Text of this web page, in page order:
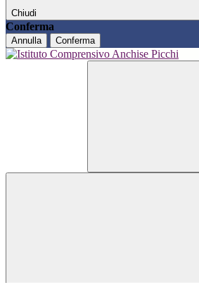
Chiudi
Conferma
Annulla Conferma